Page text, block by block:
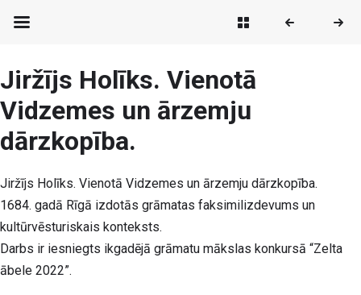
Jiržījs Holīks. Vienotā
Vidzemes un ārzemju
dārzkopība.
Jiržījs Holīks. Vienotā Vidzemes un ārzemju dārzkopība.
1684. gadā Rīgā izdotās grāmatas faksimilizdevums un
kultūrvēsturiskais konteksts.
Darbs ir iesniegts ikgadējā grāmatu mākslas konkursā “Zelta
ābele 2022”.